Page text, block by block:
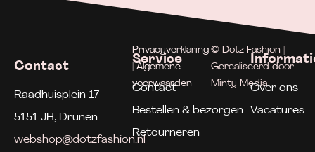
Contact
Raadhuisplein 17
5151 JH, Drunen
webshop@dotzfashion.nl
Service
Contact
Bestellen & bezorgen
Retourneren
Over ons
Vacatures
Privacyverklaring
| Algemene
voorwaarden
© Dotz Fashion |
Gerealiseerd door
Minty Media